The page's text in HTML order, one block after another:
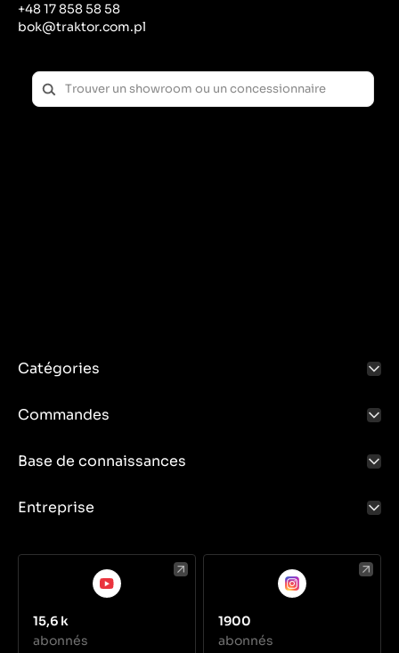
+48 17 858 58 58
bok@traktor.com.pl
Catégories
Commandes
Base de connaissances
Entreprise
15,6 k
abonnés
1900
abonnés